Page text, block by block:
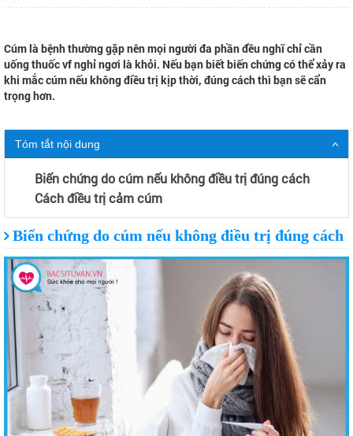
Cúm là bệnh thường gặp nên mọi người đa phần đều nghĩ chỉ cần
uống thuốc vf nghỉ ngơi là khỏi. Nếu bạn biết biến chứng có thể xảy ra
khi mắc cúm nếu không điều trị kịp thời, đúng cách thì bạn sẽ cẩn
trọng hơn.
Tóm tắt nội dung
Biến chứng do cúm nếu không điều trị đúng cách
Cách điều trị cảm cúm
Biến chứng do cúm nếu không điều trị đúng cách